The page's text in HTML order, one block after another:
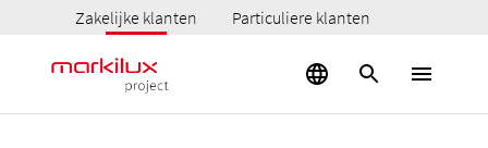
Zakelijke klanten Particuliere klanten